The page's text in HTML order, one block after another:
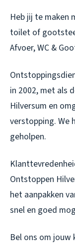
Heb jij te maken
toilet of
Afvoer, WC &
in 2002, met als
Hilversum en
verstopping. We
geholpen.
Ontstoppen
het aanpakken
snel en goed
Bel ons om jouw